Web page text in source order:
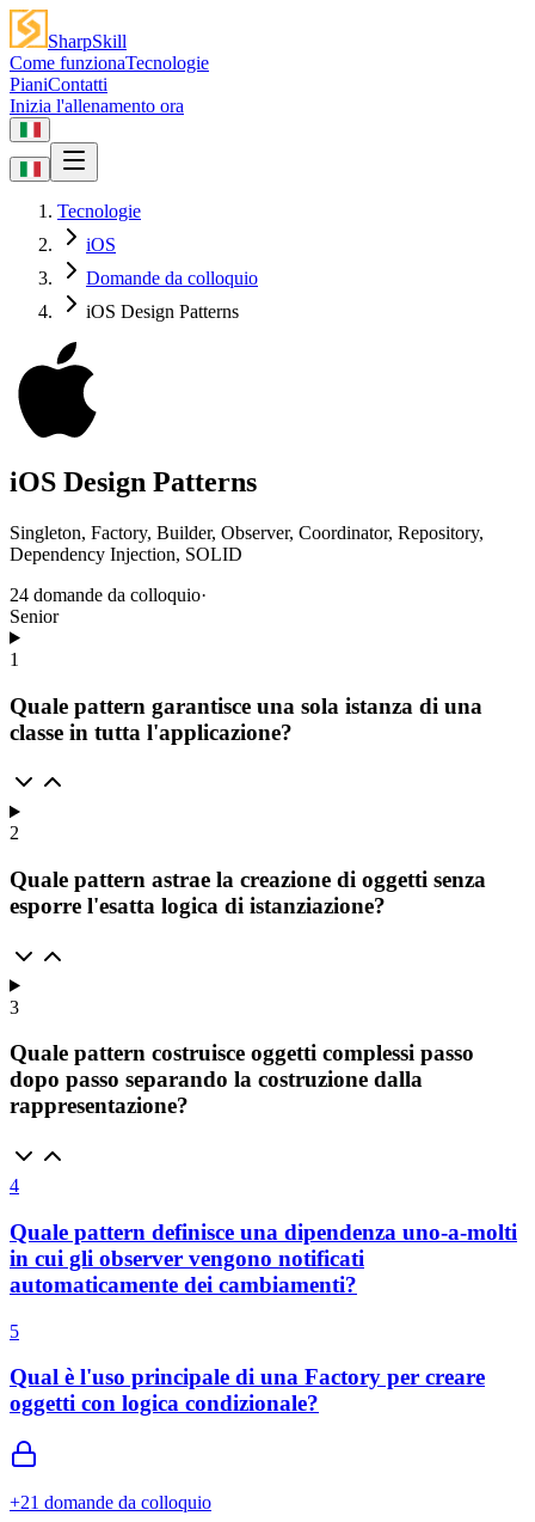
SharpSkill
Come funzionaTecnologie
PianiContatti
Inizia l'allenamento ora
Tecnologie
iOS
Domande da colloquio
iOS Design Patterns
iOS Design Patterns
Singleton, Factory, Builder, Observer, Coordinator, Repository,
Dependency Injection, SOLID
24 domande da colloquio·
Senior
1
Quale pattern garantisce una sola istanza di una
classe in tutta l'applicazione?
2
Quale pattern astrae la creazione di oggetti senza
esporre l'esatta logica di istanziazione?
3
Quale pattern costruisce oggetti complessi passo
dopo passo separando la costruzione dalla
rappresentazione?
4
Quale pattern definisce una dipendenza uno-a-molti
in cui gli observer vengono notificati
automaticamente dei cambiamenti?
5
Qual è l'uso principale di una Factory per creare
oggetti con logica condizionale?
+21 domande da colloquio